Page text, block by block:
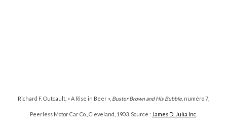
Richard F. Outcault, « A Rise in Beer », Buster Brown and His Bubble , numéro 7,
Peerless Motor Car Co., Cleveland, 1903. Source : James D. Julia Inc